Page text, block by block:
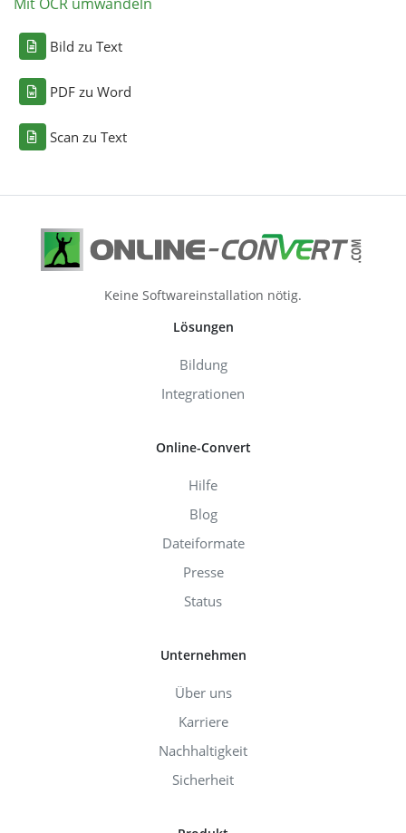
Bild zu Text
PDF zu Word
Scan zu Text
Keine Softwareinstallation nötig.
Lösungen
Bildung
Integrationen
Online-Convert
Hilfe
Blog
Dateiformate
Presse
Status
Unternehmen
Über uns
Karriere
Nachhaltigkeit
Sicherheit